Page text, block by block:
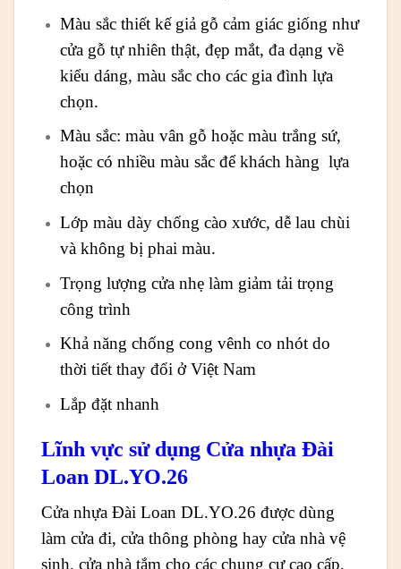
Màu sắc thiết kế giả gỗ cảm giác giống như
cửa gỗ tự nhiên thật, đẹp mắt, đa dạng về
kiểu dáng, màu sắc cho các gia đình lựa
chọn.
Màu sắc: màu vân gỗ hoặc màu trắng sứ,
hoặc có nhiều màu sắc để khách hàng lựa
chọn
Lớp màu dày chống cào xước, dễ lau chùi
và không bị phai màu.
Trọng lượng cửa nhẹ làm giảm tải trọng
công trình
Khả năng chống cong vênh co nhót do
thời tiết thay đổi ở Việt Nam
Lắp đặt nhanh
Lĩnh vực sử dụng Cửa nhựa Đài
Loan DL.YO.26
Cửa nhựa Đài Loan DL.YO.26 được dùng
làm cửa đi, cửa thông phòng hay cửa nhà vệ
sinh, cửa nhà tắm cho các chung cư cao cấp,